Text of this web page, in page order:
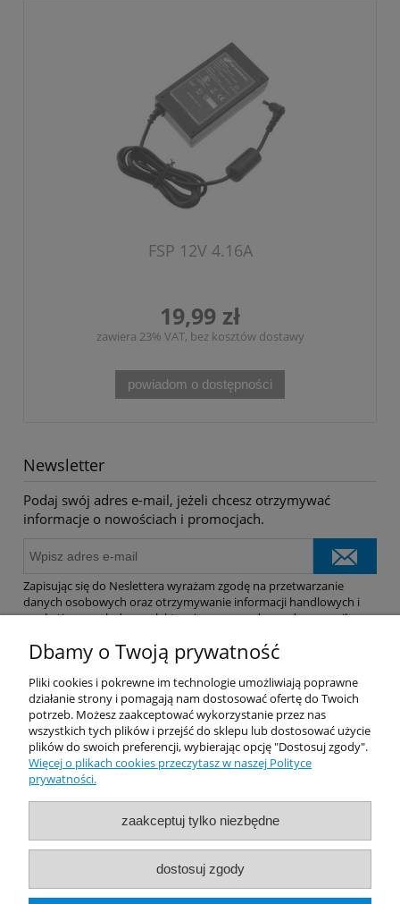
FSP 12V 4.16A
19,99 zł
zawiera 23% VAT, bez kosztów dostawy
powiadom o dostępności
Newsletter
Podaj swój adres e-mail, jeżeli chcesz otrzymywać
informacje o nowościach i promocjach.
Zapisując się do Neslettera wyrażam zgodę na przetwarzanie
danych osobowych oraz otrzymywanie informacji handlowych i
marketingowych drogą elektroniczną na podany adres e-mail.
Pomoc
Dostawa
Moje konto
O firmie
Rekomendowane Strony
Dbamy o Twoją prywatność
Pliki cookies i pokrewne im technologie umożliwiają poprawne
działanie strony i pomagają nam dostosować ofertę do Twoich
potrzeb. Możesz zaakceptować wykorzystanie przez nas
wszystkich tych plików i przejść do sklepu lub dostosować użycie
plików do swoich preferencji, wybierając opcję "Dostosuj zgody".
Więcej o plikach cookies przeczytasz w naszej Polityce
prywatności.
zaakceptuj tylko niezbędne
dostosuj zgody